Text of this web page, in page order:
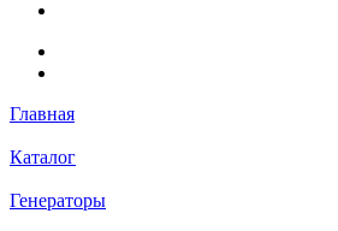
Главная
Каталог
Генераторы